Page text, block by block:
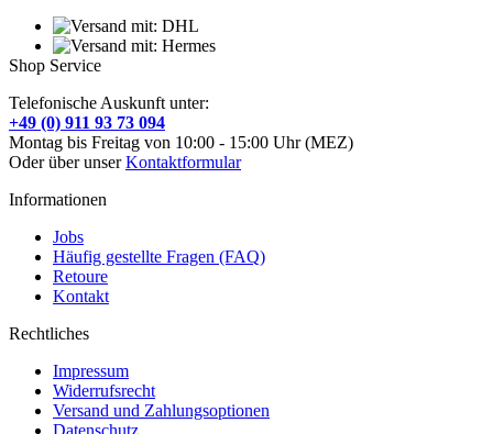
Shop Service
Telefonische Auskunft unter:
+49 (0) 911 93 73 094
Montag bis Freitag von 10:00 - 15:00 Uhr (MEZ)
Oder über unserKontaktformular
Informationen
Jobs
Häufig gestellte Fragen (FAQ)
Retoure
Kontakt
Rechtliches
Impressum
Widerrufsrecht
Versand und Zahlungsoptionen